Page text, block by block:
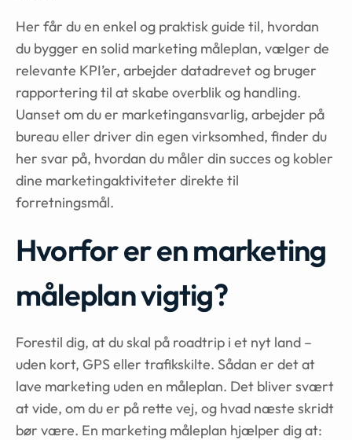
Her får du en enkel og praktisk guide til, hvordan
du bygger en solid marketing måleplan, vælger de
relevante KPI’er, arbejder datadrevet og bruger
rapportering til at skabe overblik og handling.
Uanset om du er marketingansvarlig, arbejder på
bureau eller driver din egen virksomhed, finder du
her svar på, hvordan du måler din succes og kobler
dine marketingaktiviteter direkte til
forretningsmål.
Hvorfor er en marketing
måleplan vigtig?
Forestil dig, at du skal på roadtrip i et nyt land –
uden kort, GPS eller trafikskilte. Sådan er det at
lave marketing uden en måleplan. Det bliver svært
at vide, om du er på rette vej, og hvad næste skridt
bør være. En marketing måleplan hjælper dig at: